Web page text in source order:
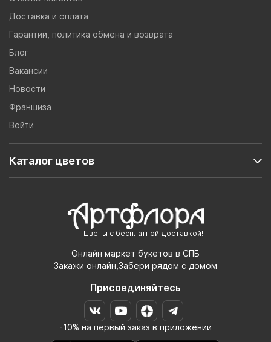
Цветы с бесплатной доставкой!
Онлайн маркет букетов в СПБ
Закажи онлайн,Забери рядом с домом
Присоединяйтесь
-10% на первый заказ в приложении
Доставка и оплата
Гарантии, политика обмена и возврата
Блог
Вакансии
Новости
Франшиза
Войти
Каталог цветов